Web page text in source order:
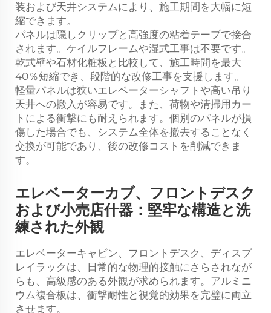
装および天井システムにより、施工期間を大幅に短
縮できます。
パネルは隠しクリップと高強度の粘着テープで接合
されます。ケイルフレームや湿式工事は不要です。
乾式壁や石材化粧板と比較して、施工時間を最大
40％短縮でき、段階的な改修工事を支援します。
軽量パネルは狭いエレベーターシャフトや高い吊り
天井への搬入が容易です。また、荷物や清掃用カー
トによる衝撃にも耐えられます。個別のパネルが損
傷した場合でも、システム全体を撤去することなく
交換が可能であり、後の改修コストを削減できま
す。
エレベーターカブ、フロントデスク
および小売店什器：堅牢な構造と洗
練された外観
エレベーターキャビン、フロントデスク、ディスプ
レイラックは、日常的な物理的接触にさらされなが
らも、高級感のある外観が求められます。アルミニ
ウム複合板は、衝撃耐性と視覚的効果を完璧に両立
させます。